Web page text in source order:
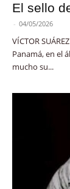
El sello
- 04/05/2026
VÍCTOR
Panamá, en el
mucho su...